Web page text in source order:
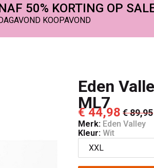
50% KORTING OP
KOOPAVOND
Eden
ML7
€ 44,98 € 89,95
Merk: Eden Valley
Kleur: Wit